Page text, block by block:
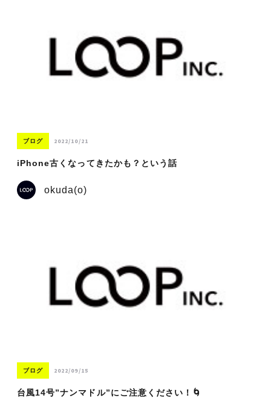
ブログ 2022/10/21
iPhone古くなってきたかも？という話
okuda(o)
ブログ 2022/09/15
台風14号”ナンマドル”にご注意ください！🌀